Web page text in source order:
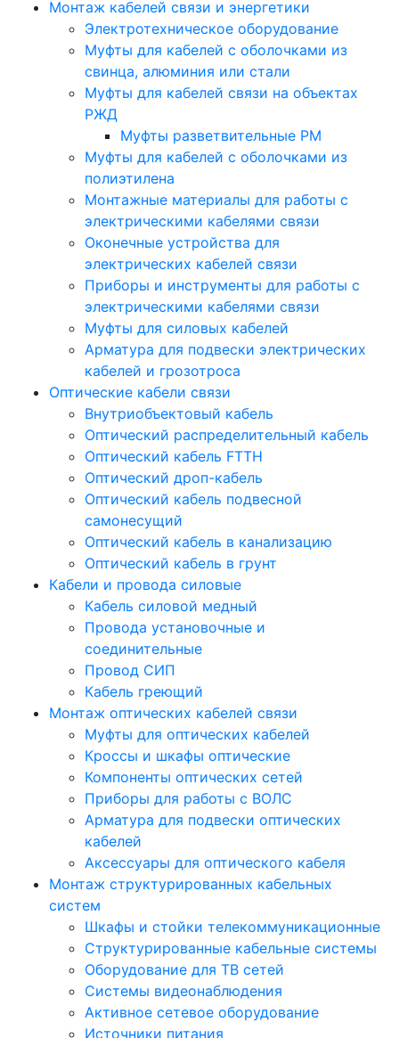
Монтаж кабелей связи и энергетики
Электротехническое оборудование
Муфты для кабелей с оболочками из
свинца, алюминия или стали
Муфты для кабелей связи на объектах
РЖД
Муфты разветвительные РМ
Муфты для кабелей с оболочками из
полиэтилена
Монтажные материалы для работы с
электрическими кабелями связи
Оконечные устройства для
электрических кабелей связи
Приборы и инструменты для работы с
электрическими кабелями связи
Муфты для силовых кабелей
Арматура для подвески электрических
кабелей и грозотроса
Оптические кабели связи
Внутриобъектовый кабель
Оптический распределительный кабель
Оптический кабель FTTH
Оптический дроп-кабель
Оптический кабель подвесной
самонесущий
Оптический кабель в канализацию
Оптический кабель в грунт
Кабели и провода силовые
Кабель силовой медный
Провода установочные и
соединительные
Провод СИП
Кабель греющий
Монтаж оптических кабелей связи
Муфты для оптических кабелей
Кроссы и шкафы оптические
Компоненты оптических сетей
Приборы для работы с ВОЛС
Арматура для подвески оптических
кабелей
Аксессуары для оптического кабеля
Монтаж структурированных кабельных
систем
Шкафы и стойки телекоммуникационные
Структурированные кабельные системы
Оборудование для ТВ сетей
Системы видеонаблюдения
Активное сетевое оборудование
Источники питания